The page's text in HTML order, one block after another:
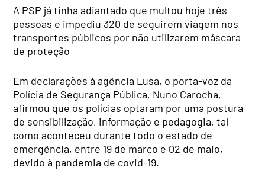
A PSP já tinha adiantado que multou hoje três
pessoas e impediu 320 de seguirem viagem nos
transportes públicos por não utilizarem máscara
de proteção
Em declarações à agência Lusa, o porta-voz da
Polícia de Segurança Pública, Nuno Carocha,
afirmou que os polícias optaram por uma postura
de sensibilização, informação e pedagogia, tal
como aconteceu durante todo o estado de
emergência, entre 19 de março e 02 de maio,
devido à pandemia de covid-19.